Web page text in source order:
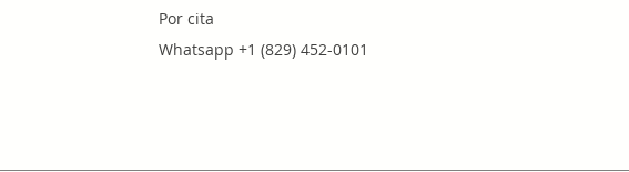
Por cita
Whatsapp +1 (829) 452-0101